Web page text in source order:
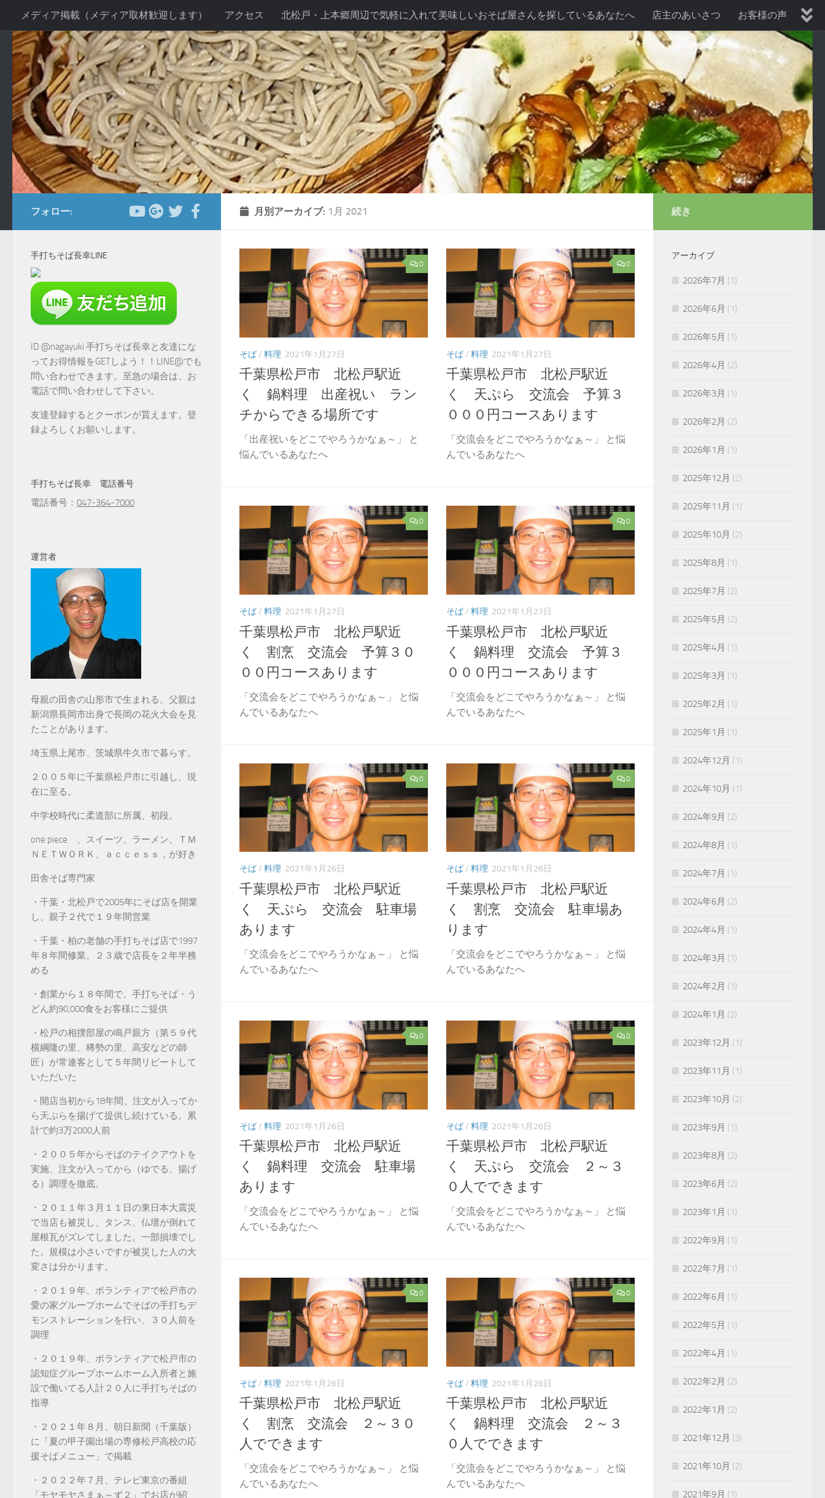
コンテンツへスキップ
メディア掲載（メディア取材歓迎します） アクセス 北松戸・上本郷周辺で気軽に入れて美味しいおそば屋さんを探しているあなたへ 店主のあいさつ お客様の声
お客様の声２ 当店の感染症対策について 手打ちそば長幸こだわり テイクアウト ドリンク 七五三プラン 暑気払い、納涼会プラン 歓送迎会プラン
送別会プラン 新年会プラン 忘年会プラン 法事プラン
月別アーカイブ: 1月 2021
0
そば/ 料理 2021年1月27日
千葉県松戸市 北松戸駅近
く 鍋料理 出産祝い ラン
チからできる場所です
「出産祝いをどこでやろうかなぁ～」 と
悩んでいるあなたへ
0
そば/ 料理 2021年1月27日
千葉県松戸市 北松戸駅近
く 天ぷら 交流会 予算３
０００円コースあります
「交流会をどこでやろうかなぁ～」 と悩
んでいるあなたへ
0
そば/ 料理 2021年1月27日
千葉県松戸市 北松戸駅近
く 割烹 交流会 予算３０
００円コースあります
「交流会をどこでやろうかなぁ～」 と悩
んでいるあなたへ
0
そば/ 料理 2021年1月27日
千葉県松戸市 北松戸駅近
く 鍋料理 交流会 予算３
０００円コースあります
「交流会をどこでやろうかなぁ～」 と悩
んでいるあなたへ
0
そば/ 料理 2021年1月26日
千葉県松戸市 北松戸駅近
く 天ぷら 交流会 駐車場
あります
「交流会をどこでやろうかなぁ～」 と悩
んでいるあなたへ
0
そば/ 料理 2021年1月26日
千葉県松戸市 北松戸駅近
く 割烹 交流会 駐車場あ
ります
「交流会をどこでやろうかなぁ～」 と悩
んでいるあなたへ
0
そば/ 料理 2021年1月26日
千葉県松戸市 北松戸駅近
く 鍋料理 交流会 駐車場
あります
「交流会をどこでやろうかなぁ～」 と悩
んでいるあなたへ
0
そば/ 料理 2021年1月26日
千葉県松戸市 北松戸駅近
く 天ぷら 交流会 ２～３
０人でできます
「交流会をどこでやろうかなぁ～」 と悩
んでいるあなたへ
0
そば/ 料理 2021年1月26日
千葉県松戸市 北松戸駅近
く 割烹 交流会 ２～３０
人でできます
「交流会をどこでやろうかなぁ～」 と悩
んでいるあなたへ
0
そば/ 料理 2021年1月26日
千葉県松戸市 北松戸駅近
く 鍋料理 交流会 ２～３
０人でできます
「交流会をどこでやろうかなぁ～」 と悩
んでいるあなたへ
フォロー:
手打ちそば長幸LINE
ID @nagayuki 手打ちそば長幸と友達にな
ってお得情報をGETしよう！！LINE@でも
問い合わせできます。至急の場合は、お
電話で問い合わせして下さい。
友達登録するとクーポンが貰えます。登
録よろしくお願いします。
手打ちそば長幸 電話番号
電話番号： 047-364-7000
運営者
母親の田舎の山形市で生まれる。父親は
新潟県長岡市出身で長岡の花火大会を見
たことがあります。
埼玉県上尾市、茨城県牛久市で暮らす。
２００５年に千葉県松戸市に引越し、現
在に至る。
中学校時代に柔道部に所属、初段。
one piece 、スイーツ、ラーメン、ＴＭ
ＮＥＴＷＯＲＫ、ａｃｃｅｓｓ，が好き
田舎そば専門家
・千葉・北松戸で2005年にそば店を開業
し、親子２代で１９年間営業
・千葉・柏の老舗の手打ちそば店で1997
年８年間修業。２３歳で店長を２年半務
める
・創業から１８年間で、手打ちそば・う
どん約90,000食をお客様にご提供
・松戸の相撲部屋の鳴戸親方（第５９代
横綱隆の里、稀勢の里、高安などの師
匠）が常連客として５年間リピートして
いただいた
・開店当初から18年間、注文が入ってか
ら天ぷらを揚げて提供し続けている。累
計で約3万2000人前
・２００５年からそばのテイクアウトを
実施、注文が入ってから（ゆでる、揚げ
る）調理を徹底。
・２０１１年３月１１日の東日本大震災
で当店も被災し、タンス、仏壇が倒れて
屋根瓦がズレてしました。一部損壊でし
た。規模は小さいですが被災した人の大
変さは分かります。
・２０１９年、ボランティアで松戸市の
愛の家グループホームでそばの手打ちデ
モンストレーションを行い、３０人前を
調理
・２０１９年、ボランティアで松戸市の
認知症グループホームホーム入所者と施
設で働いてる人計２０人に手打ちそばの
指導
・２０２１年８月、朝日新聞（千葉版）
に「夏の甲子園出場の専修松戸高校の応
援そばメニュー」で掲載
・２０２２年７月、テレビ東京の番組
「モヤモヤさまぁ～ず２」でお店が紹
続き
アーカイブ
2026年7月 (1)
2026年6月 (1)
2026年5月 (1)
2026年4月 (2)
2026年3月 (1)
2026年2月 (2)
2026年1月 (1)
2025年12月 (2)
2025年11月 (1)
2025年10月 (2)
2025年8月 (1)
2025年7月 (2)
2025年5月 (2)
2025年4月 (1)
2025年3月 (1)
2025年2月 (1)
2025年1月 (1)
2024年12月 (1)
2024年10月 (1)
2024年9月 (2)
2024年8月 (1)
2024年7月 (1)
2024年6月 (2)
2024年4月 (1)
2024年3月 (1)
2024年2月 (1)
2024年1月 (2)
2023年12月 (1)
2023年11月 (1)
2023年10月 (2)
2023年9月 (1)
2023年8月 (2)
2023年6月 (2)
2023年1月 (1)
2022年9月 (1)
2022年7月 (1)
2022年6月 (1)
2022年5月 (1)
2022年4月 (1)
2022年2月 (2)
2022年1月 (2)
2021年12月 (3)
2021年10月 (2)
2021年9月 (1)